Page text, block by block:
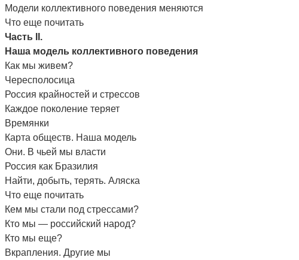
Модели коллективного поведения меняются
Что еще почитать
Часть II.
Наша модель коллективного поведения
Как мы живем?
Чересполосица
Россия крайностей и стрессов
Каждое поколение теряет
Времянки
Карта обществ. Наша модель
Они. В чьей мы власти
Россия как Бразилия
Найти, добыть, терять. Аляска
Что еще почитать
Кем мы стали под стрессами?
Кто мы — российский народ?
Кто мы еще?
Вкрапления. Другие мы